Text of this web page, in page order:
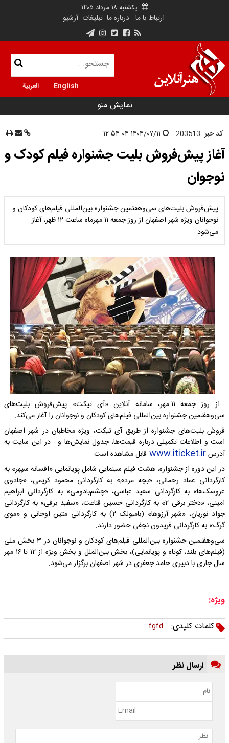
یکشنبه ۱۸ مرداد ۱۴۰۵
ارتباط با ما درباره ما تبلیغات آرشیو
English العربية
نمایش منو
کد خبر: 203513
آغاز پیش‌فروش بلیت‌ جشنواره فیلم‌ کودک و
نوجوان
پیش‌فروش بلیت‌های سی‌وهفتمین جشنواره بین‌المللی فیلم‌های کودکان و
نوجوانان ویژه شهر اصفهان از روز جمعه ۱۱ مهرماه ساعت ۱۲ ظهر، آغاز
می‌شود.
از روز جمعه ۱۱ مهر، سامانه آنلاین «آی تیکت» پیش‌فروش بلیت‌های
سی‌وهفتمین جشنواره بین‌المللی فیلم‌های کودکان و نوجوانان را آغاز می‌کند.
فروش بلیت‌های جشنواره از طریق آی تیکت، ویژه مخاطبان در شهر اصفهان
است و اطلاعات تکمیلی درباره قیمت‌ها، جدول نمایش‌ها و… در این سایت به
آدرسwww.iticket.ir قابل مشاهده است.
در این دوره از جشنواره، هشت فیلم سینمایی شامل پویانمایی «افسانه سپهر» به
کارگردانی عماد رحمانی، «بچه مردم» به کارگردانی محمود کریمی، «جادوی
عروسک‌ها» به کارگردانی سعید عباسی، «چشم‌بادومی» به کارگردانی ابراهیم
امینی، «دختر برقی ۲» به کارگردانی حسین قناعت، «سفید برفی» به کارگردانی
جواد نوریان، «شهر آرزوها» (بامبولک ۲) به کارگردانی متین اوجانی و «موی
گرگ» به کارگردانی فریدون نجفی حضور دارند.
سی‌وهفتمین جشنواره بین‌المللی فیلم‌های کودکان و نوجوانان در ۳ بخش ملی
(فیلم‌های بلند، کوتاه و پویانمایی)، بخش بین‌الملل و بخش ویژه از ۱۲ تا ۱۶ مهر
سال جاری با دبیری حامد جعفری در شهر اصفهان برگزار می‌شود.
ویژه:
کلمات کلیدی:
fgfd
ارسال نظر